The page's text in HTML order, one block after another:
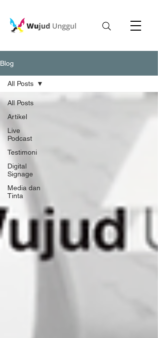
Blog
All Posts
Artikel
Live
Podcast
Testimoni
Digital
Signage
Media dan
Tinta
All Posts